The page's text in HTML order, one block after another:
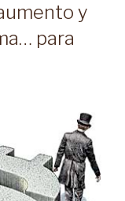
y
para